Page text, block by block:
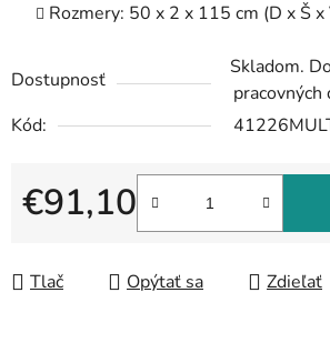
Rozmery: 50 x 2 x 115 cm (D x Š x
Dostupnosť
Skladom.
pracovných
Kód:
€91,10
Jednotková cena:
Tlač Opýtať sa Zdieľať